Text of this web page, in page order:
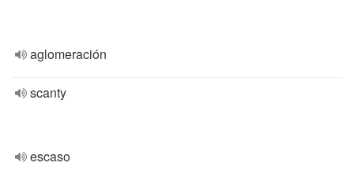
aglomeración
scanty
escaso